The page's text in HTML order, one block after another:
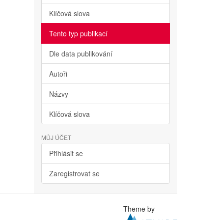
Klíčová slova
Tento typ publikací
Dle data publikování
Autoři
Názvy
Klíčová slova
MŮJ ÚČET
Přihlásit se
Zaregistrovat se
Theme by